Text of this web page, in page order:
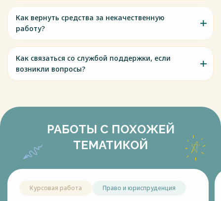
Как вернуть средства за некачественную
работу?
Как связаться со службой поддержки, если
возникли вопросы?
РАБОТЫ С ПОХОЖЕЙ
ТЕМАТИКОЙ
Курсовая работа Право и юриспруденция